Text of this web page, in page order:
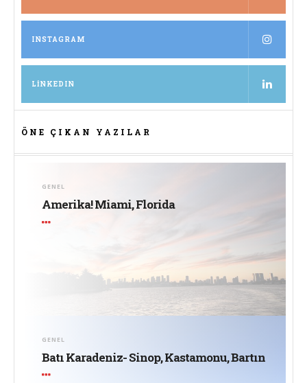
INSTAGRAM
LINKEDIN
ÖNE ÇIKAN YAZILAR
GENEL
Amerika! Miami, Florida
GENEL
Batı Karadeniz- Sinop, Kastamonu, Bartın